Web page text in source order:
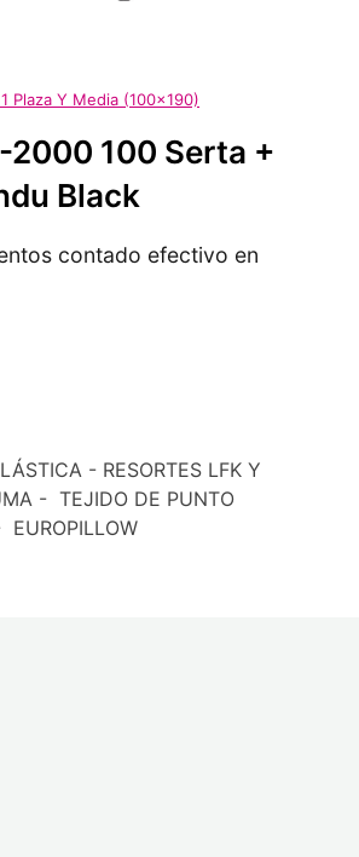
Plaza Y Media (100x190)
2000 100 Serta +
Black
contado efectivo en
- RESORTES LFK Y
- TEJIDO DE PUNTO
EUROPILLOW